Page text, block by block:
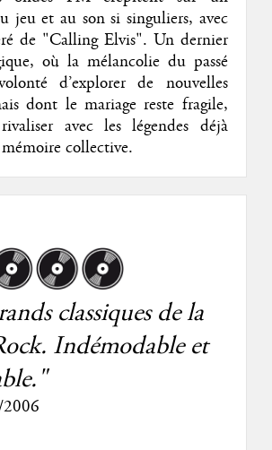
jeu et au son si singuliers, avec
de "Calling Elvis". Un dernier
où la mélancolie du passé
d’explorer de nouvelles
dont le mariage reste fragile,
avec les légendes déjà
mémoire collective.
classiques de la
Indémodable et